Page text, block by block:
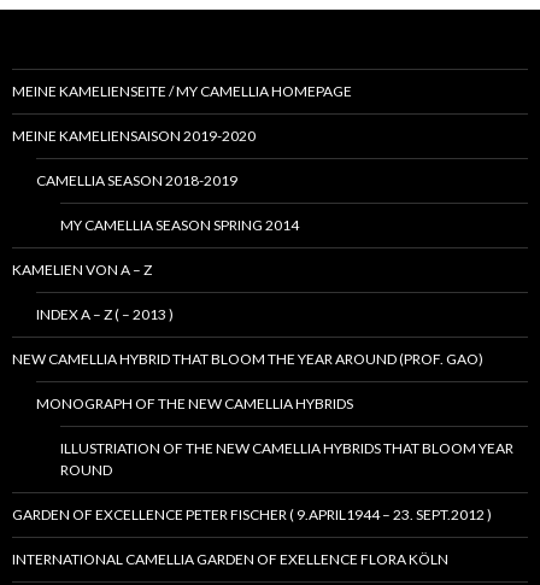
MEINE KAMELIENSEITE / MY CAMELLIA HOMEPAGE
MEINE KAMELIENSAISON 2019-2020
CAMELLIA SEASON 2018-2019
MY CAMELLIA SEASON SPRING 2014
KAMELIEN VON A – Z
INDEX A – Z ( – 2013 )
NEW CAMELLIA HYBRID THAT BLOOM THE YEAR AROUND (PROF. GAO)
MONOGRAPH OF THE NEW CAMELLIA HYBRIDS
ILLUSTRIATION OF THE NEW CAMELLIA HYBRIDS THAT BLOOM YEAR
ROUND
GARDEN OF EXCELLENCE PETER FISCHER ( 9.APRIL1944 – 23. SEPT.2012 )
INTERNATIONAL CAMELLIA GARDEN OF EXELLENCE FLORA KÖLN